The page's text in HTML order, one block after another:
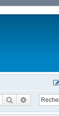
Rechercher